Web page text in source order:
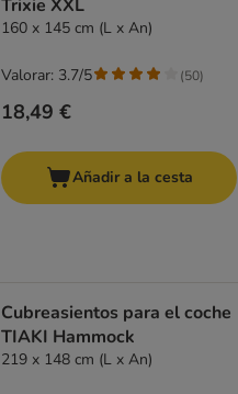
Trixie XXL
160 x 145 cm (L x An)
18,49 €
Valorar: 3.7/5 (50)
Añadir a la cesta
Cubreasientos para el coche
TIAKI Hammock
219 x 148 cm (L x An)